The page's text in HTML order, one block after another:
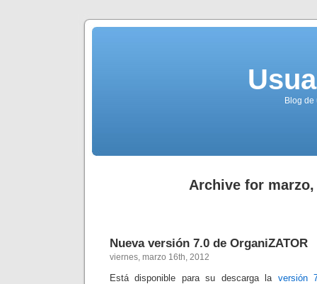
Blog de
Archive for marzo,
Nueva versión 7.0 de OrganiZATOR
viernes, marzo 16th, 2012
Está disponible para su descarga la versión